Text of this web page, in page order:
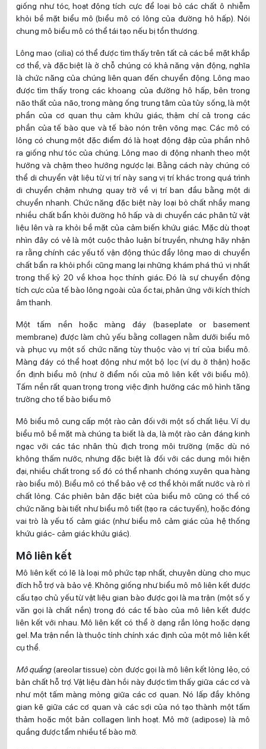
giống như tóc, hoạt động tích cực để loại bỏ các chất ô nhiễm
khỏi bề mặt biểu mô (biểu mô có lông của đường hô hấp). Nói
chung mô biểu mô có thể tái tạo nếu bị tổn thương.
Lông mao (cilia) có thể được tìm thấy trên tất cả các bề mặt khắp
cơ thể, và đặc biệt là ở chỗ chúng có khả năng vận động, nghĩa
là chức năng của chúng liên quan đến chuyển động. Lông mao
được tìm thấy trong các khoang của đường hô hấp, bên trong
não thất của não, trong màng ống trung tâm của tủy sống, là một
phần của cơ quan thụ cảm khứu giác, thậm chí cả trong các
phần của tế bào que và tế bào nón trên võng mạc. Các mô có
lông có chung một đặc điểm đó là hoạt động đập của phần nhô
ra giống như tóc của chúng. Lông mao di động nhanh theo một
hướng và chậm theo hướng ngược lại. Bằng cách này chúng có
thể di chuyển vật liệu từ vị trí này sang vị trí khác trong quá trình
di chuyển chậm nhưng quay trở về vị trí ban đầu bằng một di
chuyển nhanh. Chức năng đặc biệt này loại bỏ chất nhầy mang
nhiều chất bẩn khỏi đường hô hấp và di chuyển các phân tử vật
liệu lên và ra khỏi bề mặt của cảm biến khứu giác. Mặc dù thoạt
nhìn đây có vẻ là một cuộc thảo luận bí truyền, nhưng hãy nhận
ra rằng chính các yếu tố vận động thúc đẩy lông mao di chuyển
chất bẩn ra khỏi phổi cũng mang lại những khám phá thú vị nhất
trong thế kỷ 20 về khoa học thính giác. Đó là sự chuyển động
tích cực của tế bào lông ngoài của ốc tai, phản ứng với kích thích
âm thanh.
Một tấm nền hoặc màng đáy (baseplate or basement
membrane) được làm chủ yếu bằng collagen nằm dưới biểu mô
và phục vụ một số chức năng tùy thuộc vào vị trí của biểu mô.
Màng đáy có thể hoạt động như một bộ lọc (ví dụ ở thận) hoặc
ổn định biểu mô (như ở điểm nối của mô liên kết với biểu mô).
Tấm nền rất quan trọng trong việc định hướng các mô hình tăng
trưởng cho tế bào biểu mô
Mô biểu mô cung cấp một rào cản đối với một số chất liệu. Ví dụ
biểu mô bề mặt mà chúng ta biết là da, là một rào cản đáng kinh
ngạc với các tác nhân thù địch trong môi trường (mặc dù nó
không thấm nước, nhưng đặc biệt là đối với các dung môi hiện
đại, nhiều chất trong số đó có thể nhanh chóng xuyên qua hàng
rào biểu mô). Biểu mô có thể bảo vệ cơ thể khỏi mất nước và rò rỉ
chất lỏng. Các phiên bản đặc biệt của biểu mô cũng có thể có
chức năng bài tiết như biểu mô tiết (tạo ra các tuyến), hoặc đóng
vai trò là yếu tố cảm giác (như biểu mô cảm giác của hệ thống
khứu giác- cảm giác khứu giác).
Mô liên kết
Mô liên kết có lẽ là loại mô phức tạp nhất, chuyên dùng cho mục
đích hỗ trợ và bảo vệ. Không giống như biểu mô mô liên kết được
cấu tạo chủ yếu từ vật liệu gian bào được gọi là ma trận (một số y
văn gọi là chất nền) trong đó các tế bào của mô liên kết được
liên kết với nhau. Mô liên kết có thể ở dạng rắn lỏng hoặc dạng
gel. Ma trận nền là thuộc tính chính xác định của một mô liên kết
cụ thể.
Mô quầng(areolar tissue) còn được gọi là mô liên kết lỏng lẻo, có
bản chất hỗ trợ. Vật liệu đàn hồi này được tìm thấy giữa các cơ và
như một tấm màng mỏng giữa các cơ quan. Nó lấp đầy không
gian kẽ giữa các cơ quan và các sợi của nó tạo thành một tấm
thảm hoặc một bản collagen linh hoạt. Mô mỡ (adipose) là mô
quầng được tẩm nhiều tế bào mỡ.